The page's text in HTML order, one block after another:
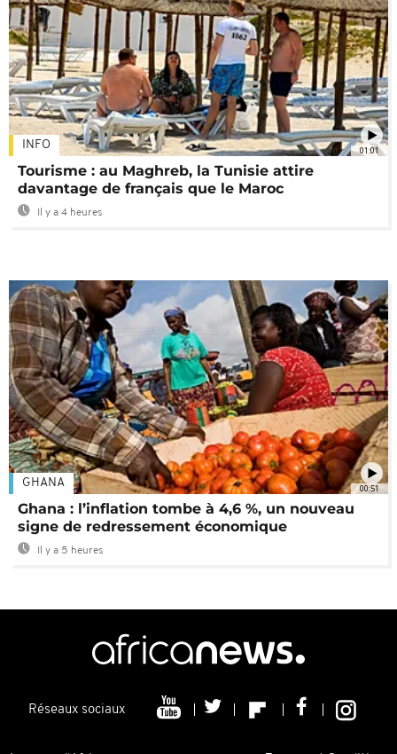
01:01
INFO
Tourisme : au Maghreb, la Tunisie attire
davantage de français que le Maroc
Il y a 4 heures
00:51
GHANA
Ghana : l’inflation tombe à 4,6 %, un nouveau
signe de redressement économique
Il y a 5 heures
Réseaux sociaux